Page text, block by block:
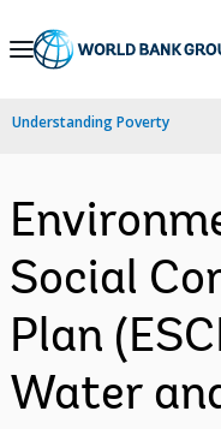
Skip
Navigation
Understanding Poverty
Social
Plan
Water